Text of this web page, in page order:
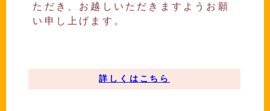
ただき、お越しいただきますようお願
い申し上げます。
詳しくはこちら